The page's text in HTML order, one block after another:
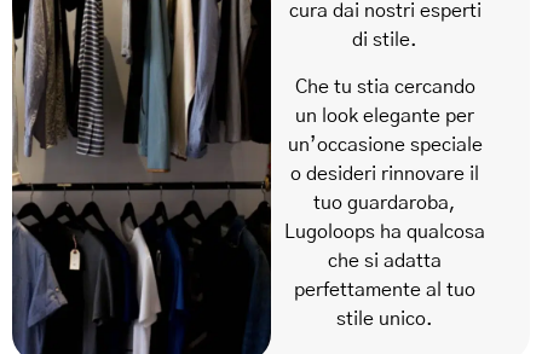
cura dai nostri esperti
di stile.
Che tu stia cercando
un look elegante per
un’occasione speciale
o desideri rinnovare il
tuo guardaroba,
Lugoloops ha qualcosa
che si adatta
perfettamente al tuo
stile unico.